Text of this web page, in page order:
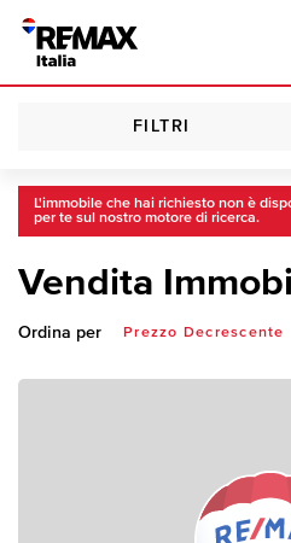
FILTRI
L'immobile che hai richiesto non è
per te sul nostro motore di ricerca.
Vendita
Ordina per